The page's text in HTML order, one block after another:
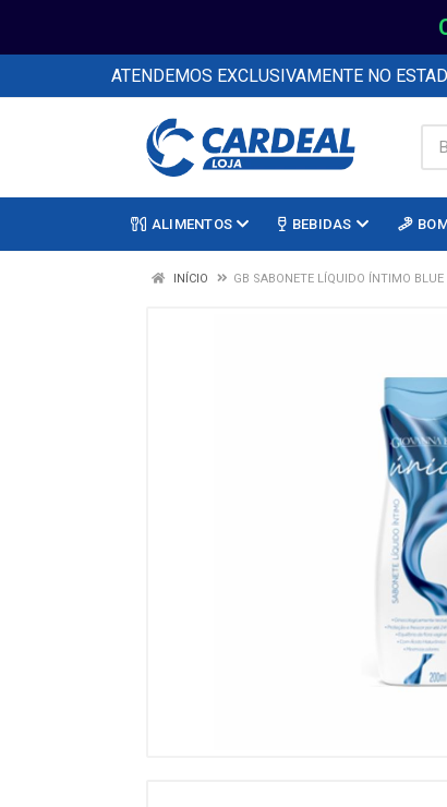
ATENDEMOS EXCLUSIVAMENTE NO
ALIMENTOS BEBIDAS
INÍCIO GB SABONETE LÍQUIDO ÍNTIMO